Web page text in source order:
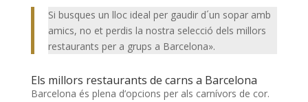
Si busques un lloc ideal per gaudir d´un sopar amb
amics, no et perdis la nostra selecció dels millors
restaurants per a grups a Barcelona».
Els millors restaurants de carns a Barcelona
Barcelona és plena d’opcions per als carnívors de cor.